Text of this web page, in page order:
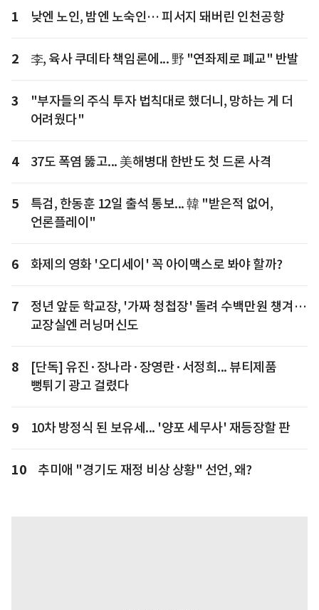
1 낮엔 노인, 밤엔 노숙인… 피서지 돼버린 인천공항
2 李, 육사 쿠데타 책임론에... 野 "연좌제로 폐교" 반발
3
"부자들의 주식 투자 법칙대로 했더니, 망하는 게 더
어려웠다"
4 37도 폭염 뚫고... 美해병대 한반도 첫 드론 사격
5
특검, 한동훈 12일 출석 통보... 韓 "받은적 없어,
언론플레이"
6 화제의 영화 '오디세이' 꼭 아이맥스로 봐야 할까?
7
정년 앞둔 학교장, '가짜 청첩장' 돌려 수백만원 챙겨…
교장실엔 러닝머신도
8
[단독] 유진·장나라·장영란·서정희... 뷰티제품
뻥튀기 광고 걸렸다
9 10차 방정식 된 보유세... '양포 세무사' 재등장할 판
10 추미애 "경기도 재정 비상 상황" 선언, 왜?